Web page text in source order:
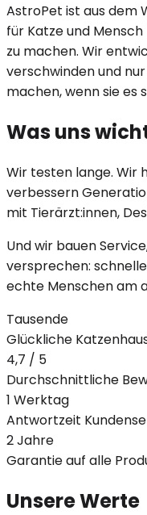
AstroPet ist aus dem
für Katze und
zu machen. Wir
verschwinden und
machen, wenn sie es
Was uns
Wir testen lange. Wir
verbessern
mit Tierärzt:innen,
Und wir bauen
versprechen:
echte Menschen am
Tausende
Glückliche
4,7 / 5
Durchschnittliche
1 Werktag
Antwortzeit
2 Jahre
Garantie auf alle
Unsere Werte